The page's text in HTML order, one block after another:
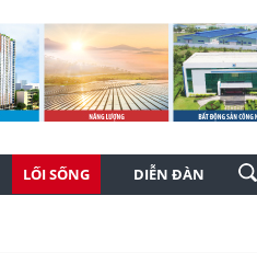
LỐI SỐNG DIỄN ĐÀN